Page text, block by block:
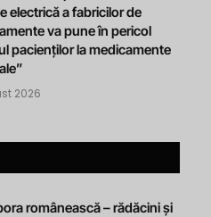
electrică a fabricilor de
va pune în pericol
pacienților la medicamente
2026
românească – rădăcini și